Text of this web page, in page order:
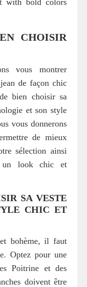
with bold colors
CHOISIR
vous montrer
de façon chic
bien choisir sa
et son style
vous donnerons
de mieux
sélection ainsi
un look chic et
SA VESTE
CHIC ET
bohème, il faut
Optez pour une
Poitrine et des
doivent être